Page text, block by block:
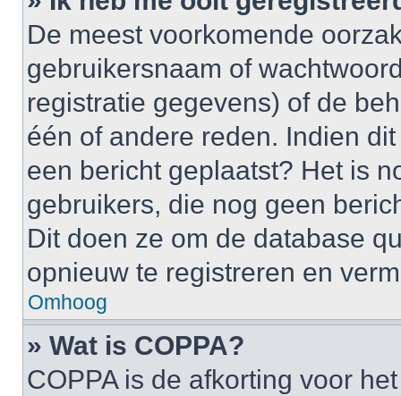
De meest voorkomende
gebruikersnaam of
registratie gegevens) of de
één of andere reden. Indien
een bericht geplaatst? Het is
gebruikers, die nog geen
Dit doen ze om de database
opnieuw te registreren en
Omhoog
» Wat is COPPA?
COPPA is de afkorting voor